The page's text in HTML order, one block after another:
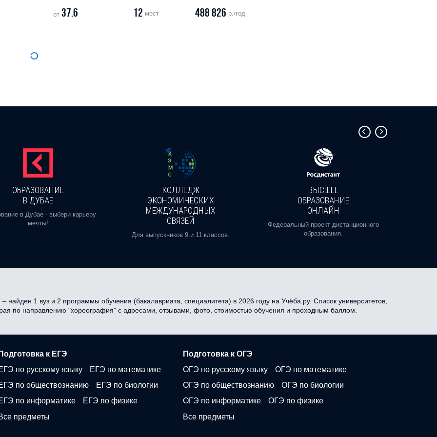
от37.6 12 мест 488 826 р./год
ОБРАЗОВАНИЕ
В ДУБАЕ
в Дубае - выбери карьеру
мечты!
КОЛЛЕДЖ
ЭКОНОМИЧЕСКИХ
МЕЖДУНАРОДНЫХ
СВЯЗЕЙ
Для выпускников 9 и 11 классов.
ВЫСШЕЕ
ОБРАЗОВАНИЕ
ОНЛАЙН
Федеральный проект дистанционного
образования.
найден 1 вуз и 2 программы обучения (бакалавриата, специалитета) в 2026 году на Учёба.ру. Список университетов,
по направлению "хореография" с адресами, отзывами, фото, стоимостью обучения и проходным баллом.
к ЕГЭ
по русскому языку
ЕГЭ по математике
по обществознанию
ЕГЭ по биологии
по информатике
ЕГЭ по физике
предметы
Подготовка к ОГЭ
ОГЭ по русскому языку
ОГЭ по математике
ОГЭ по обществознанию
ОГЭ по биологии
ОГЭ по информатике
ОГЭ по физике
Все предметы